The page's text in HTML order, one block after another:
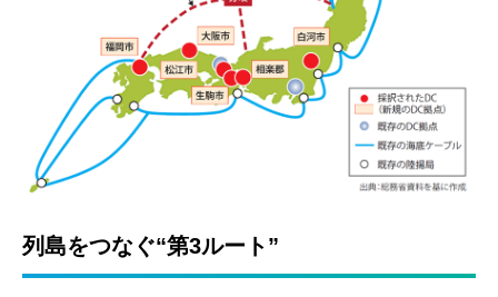
列島をつなぐ“第3ルート”